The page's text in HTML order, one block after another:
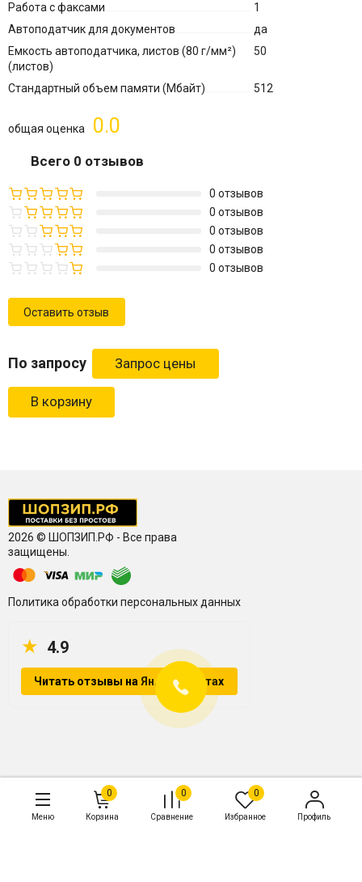
Работа с факсами
1
Автоподатчик для документов
да
Емкость автоподатчика, листов (80 г/мм²)
(листов)
50
Стандартный объем памяти (Мбайт) 512
0.0
общая оценка
Всего 0 отзывов
0 отзывов
0 отзывов
0 отзывов
0 отзывов
0 отзывов
Оставить отзыв
По запросу
В корзину
2026 © ШОПЗИП.РФ - Все права
защищены.
Политика обработки персональных данных
★ 4.9
Читать отзывы на Яндекс.Картах
+7 987 088 20 54
Меню
0
Корзина
0
Сравнение
0
Избранное Профиль